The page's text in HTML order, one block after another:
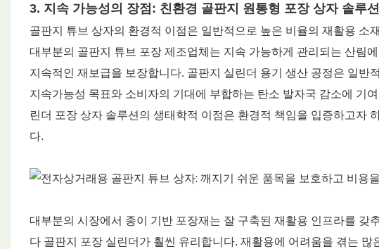
3. 지속 가능성의 장점: 친환경 골판지 원통형 포장 상자 솔루션
골판지 튜브 상자의 환경적 이점은 일반적으로 높은 비율의 재활용 소
대부분의 골판지 튜브 포장 제조업체는 지속 가능하게 관리되는 산림
지속적인 재보급을 보장합니다. 골판지 실린더 용기 생산 공정은 일반
지속가능성 목표와 소비자의 기대에 부합하는 탄소 발자국 감소에 기
린더 포장 상자 솔루션의 생태학적 이점은 환경적 책임을 입증하고자
다.
대부분의 시장에서 종이 기반 포장재는 잘 구축된 재활용 인프라를 갖
다 골판지 포장 실린더가 훨씬 유리합니다. 재활용에 어려움을 겪는